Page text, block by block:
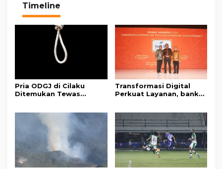
Timeline
Pria ODGJ di Cilaku
Ditemukan Tewas
Transformasi Digital
Perkuat Layanan, bank
Awards 2026